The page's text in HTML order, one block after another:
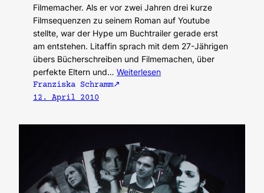
Filmemacher. Als er vor zwei Jahren drei kurze
Filmsequenzen zu seinem Roman auf Youtube
stellte, war der Hype um Buchtrailer gerade erst
am entstehen. Litaffin sprach mit dem 27-Jährigen
übers Bücherschreiben und Filmemachen, über
perfekte Eltern und… Weiterlesen
Franziska Schramm
12. April 2010